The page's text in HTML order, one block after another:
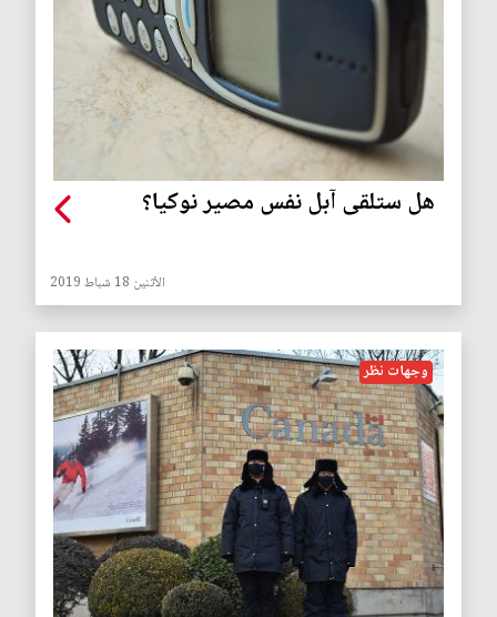
هل ستلقى آبل نفس مصير نوكيا؟
الأثنين 18 شباط 2019
وجهات نظر